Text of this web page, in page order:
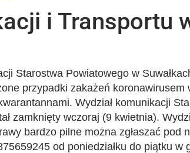
i Transportu
Starostwa Powiatowego w
przypadki zakażeń koronawirusem
Wydział komunikacji
zamknięty wczoraj (9 kwietnia).
bardzo pilne można zgłaszać pod
od poniedziałku do piątku w